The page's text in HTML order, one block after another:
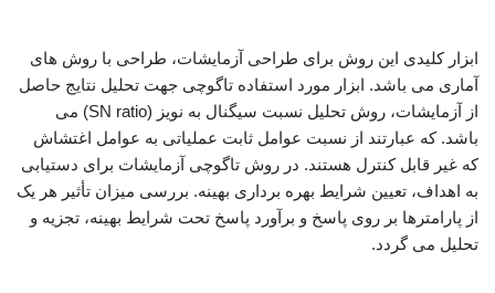
ابزار کلیدی این روش برای طراحی آزمایشات، طراحی با روش های
آماری می باشد. ابزار مورد استفاده تاگوچی جهت تحلیل نتایج حاصل
از آزمایشات، روش تحلیل نسبت سیگنال به نویز (SN ratio) می
باشد. که عبارتند از نسبت عوامل ثابت عملیاتی به عوامل اغتشاش
که غیر قابل کنترل هستند. در روش تاگوچی آزمایشات برای دستیابی
به اهداف، تعیین شرایط بهره برداری بهینه. بررسی میزان تأثیر هر یک
از پارامترها بر روی پاسخ و برآورد پاسخ تحت شرایط بهینه، تجزیه و
تحلیل می گردد.